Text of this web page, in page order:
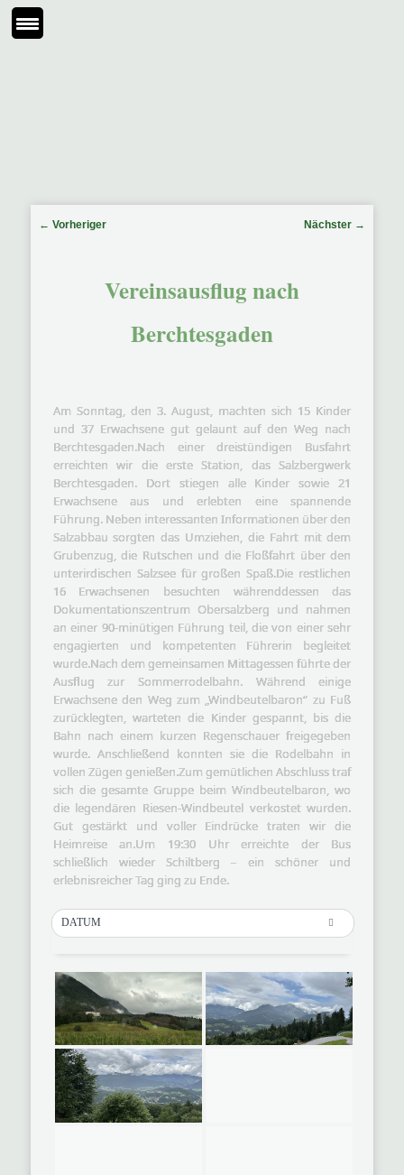
Beitragsnavigation
← Vorheriger Nächster →
Vereinsausflug nach
Berchtesgaden
Am Sonntag, den 3. August, machten sich 15 Kinder
und 37 Erwachsene gut gelaunt auf den Weg nach
Berchtesgaden.Nach einer dreistündigen Busfahrt
erreichten wir die erste Station, das Salzbergwerk
Berchtesgaden. Dort stiegen alle Kinder sowie 21
Erwachsene aus und erlebten eine spannende
Führung. Neben interessanten Informationen über den
Salzabbau sorgten das Umziehen, die Fahrt mit dem
Gruben­zug, die Rutschen und die Floßfahrt über den
unterirdischen Salzsee für großen Spaß.Die restlichen
16 Erwachsenen besuchten währenddessen das
Dokumentationszentrum Obersalzberg und nahmen
an einer 90-minütigen Führung teil, die von einer sehr
engagierten und kompetenten Führerin begleitet
wurde.Nach dem gemeinsamen Mittagessen führte der
Ausflug zur Sommerrodelbahn. Während einige
Erwachsene den Weg zum „Windbeutelbaron“ zu Fuß
zurücklegten, warteten die Kinder gespannt, bis die
Bahn nach einem kurzen Regenschauer freigegeben
wurde. Anschließend konnten sie die Rodelbahn in
vollen Zügen genießen.Zum gemütlichen Abschluss traf
sich die gesamte Gruppe beim Windbeutelbaron, wo
die legendären Riesen-Windbeutel verkostet wurden.
Gut gestärkt und voller Eindrücke traten wir die
Heimreise an.Um 19:30 Uhr erreichte der Bus
schließlich wieder Schiltberg – ein schöner und
erlebnisreicher Tag ging zu Ende.
DATUM